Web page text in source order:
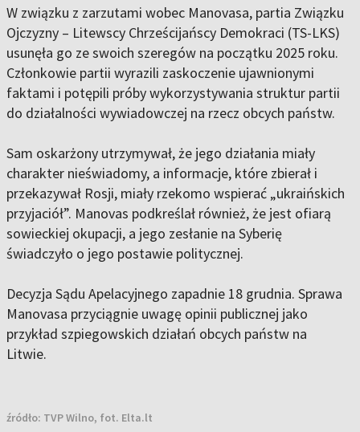
W związku z zarzutami wobec Manovasa, partia Związku
Ojczyzny – Litewscy Chrześcijańscy Demokraci (TS-LKS)
usunęła go ze swoich szeregów na początku 2025 roku.
Członkowie partii wyrazili zaskoczenie ujawnionymi
faktami i potępili próby wykorzystywania struktur partii
do działalności wywiadowczej na rzecz obcych państw.
Sam oskarżony utrzymywał, że jego działania miały
charakter nieświadomy, a informacje, które zbierał i
przekazywał Rosji, miały rzekomo wspierać „ukraińskich
przyjaciół”. Manovas podkreślał również, że jest ofiarą
sowieckiej okupacji, a jego zesłanie na Syberię
świadczyło o jego postawie politycznej.
Decyzja Sądu Apelacyjnego zapadnie 18 grudnia. Sprawa
Manovasa przyciągnie uwagę opinii publicznej jako
przykład szpiegowskich działań obcych państw na
Litwie.
źródło: TVP Wilno, fot. Elta.lt